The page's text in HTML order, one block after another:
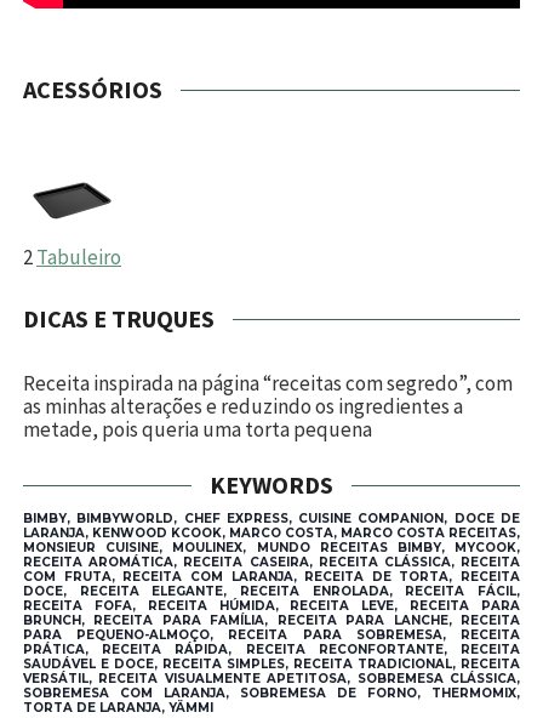
ACESSÓRIOS
2Tabuleiro
DICAS E TRUQUES
Receita inspirada na página “receitas com segredo”, com
as minhas alterações e reduzindo os ingredientes a
metade, pois queria uma torta pequena
KEYWORDS
BIMBY, BIMBYWORLD, CHEF EXPRESS, CUISINE COMPANION, DOCE DE
LARANJA, KENWOOD KCOOK, MARCO COSTA, MARCO COSTA RECEITAS,
MONSIEUR CUISINE, MOULINEX, MUNDO RECEITAS BIMBY, MYCOOK,
RECEITA AROMÁTICA, RECEITA CASEIRA, RECEITA CLÁSSICA, RECEITA
COM FRUTA, RECEITA COM LARANJA, RECEITA DE TORTA, RECEITA
DOCE, RECEITA ELEGANTE, RECEITA ENROLADA, RECEITA FÁCIL,
RECEITA FOFA, RECEITA HÚMIDA, RECEITA LEVE, RECEITA PARA
BRUNCH, RECEITA PARA FAMÍLIA, RECEITA PARA LANCHE, RECEITA
PARA PEQUENO-ALMOÇO, RECEITA PARA SOBREMESA, RECEITA
PRÁTICA, RECEITA RÁPIDA, RECEITA RECONFORTANTE, RECEITA
SAUDÁVEL E DOCE, RECEITA SIMPLES, RECEITA TRADICIONAL, RECEITA
VERSÁTIL, RECEITA VISUALMENTE APETITOSA, SOBREMESA CLÁSSICA,
SOBREMESA COM LARANJA, SOBREMESA DE FORNO, THERMOMIX,
TORTA DE LARANJA, YÄMMI